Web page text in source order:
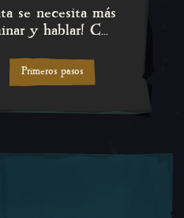
se necesita más
y hablar! C...
Primeros pasos